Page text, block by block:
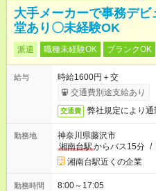
大手メーカーで事務デ
堂あり〇未経験OK
派遣 職種未経験OK ブランクOK
給与
時給1600円＋交
交通費別途支給あり
交通費 弊社規定により
勤務地
神奈川県藤沢市
湘南台駅からバス15分 /
湘南台駅近くの企業
勤務時間 8:00～17:05